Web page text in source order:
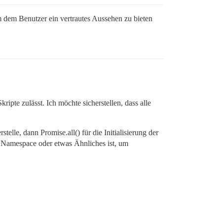
Benutzer ein vertrautes Aussehen zu bieten
zulässt. Ich möchte sicherstellen, dass alle
dann Promise.all() für die Initialisierung der
oder etwas Ähnliches ist, um